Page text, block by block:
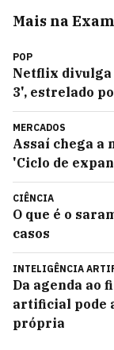
Mais na
POP
Netflix divulga
3', estrelado
MERCADOS
Assaí chega a
'Ciclo de
CIÊNCIA
O que é o
casos
INTELIGÊNCIA
Da agenda ao
artificial pode
própria